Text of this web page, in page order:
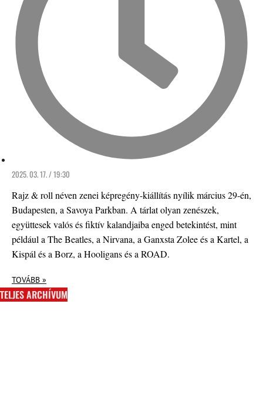
2025. 03. 17. / 19:30
Rajz & roll néven zenei képregény-kiállítás nyílik március 29-én,
Budapesten, a Savoya Parkban. A tárlat olyan zenészek,
együttesek valós és fiktív kalandjaiba enged betekintést, mint
például a The Beatles, a Nirvana, a Ganxsta Zolee és a Kartel, a
Kispál és a Borz, a Hooligans és a ROAD.
TOVÁBB »
TELJES ARCHÍVUM